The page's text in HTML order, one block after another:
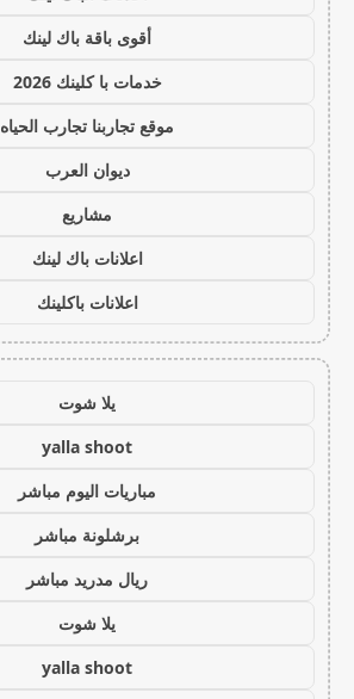
أقوى باقة باك لينك
خدمات با كلينك 2026
موقع تجاربنا تجارب الحياه
ديوان العرب
مشاريع
اعلانات باك لينك
اعلانات باكلينك
يلا شوت
yalla shoot
مباريات اليوم مباشر
برشلونة مباشر
ريال مدريد مباشر
يلا شوت
yalla shoot